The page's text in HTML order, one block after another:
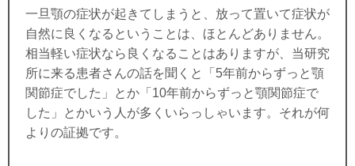
一旦顎の症状が起きてしまうと、放って置いて症状が
自然に良くなるということは、ほとんどありません。
相当軽い症状なら良くなることはありますが、当研究
所に来る患者さんの話を聞くと「5年前からずっと顎
関節症でした」とか「10年前からずっと顎関節症で
した」とかいう人が多くいらっしゃいます。それが何
よりの証拠です。